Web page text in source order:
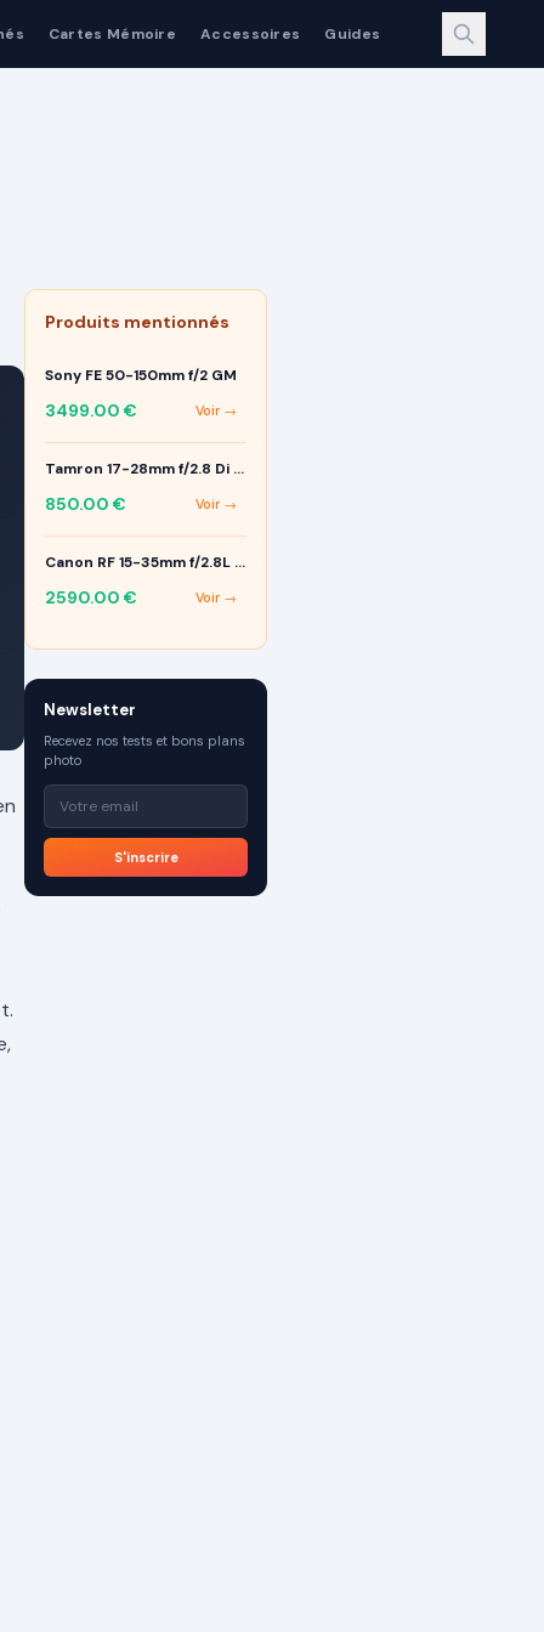
Cartes Mémoire Accessoires Guides
Produits mentionnés
Sony FE 50-150mm f/2 GM
3499.00 € Voir →
Tamron 17-28mm f/2.8 Di III RXD
850.00 € Voir →
Canon RF 15-35mm f/2.8L IS USM
2590.00 € Voir →
Newsletter
Recevez nos tests et bons plans
photo
S'inscrire